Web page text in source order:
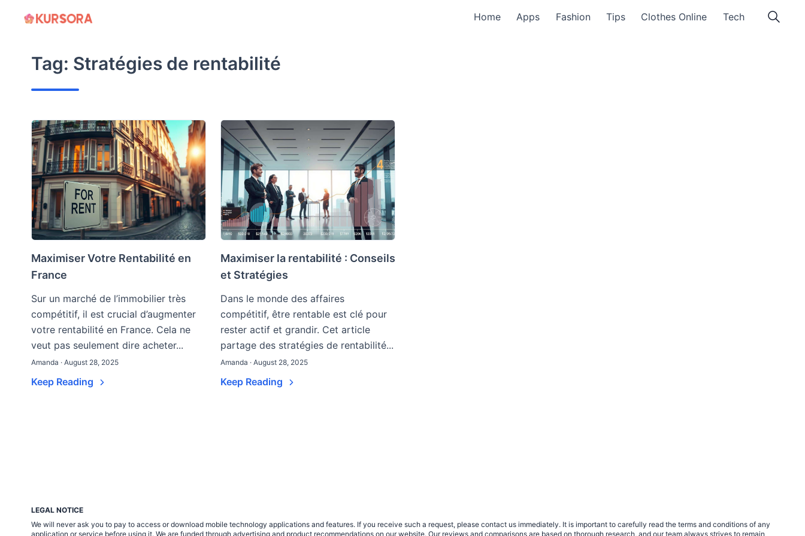
Home Apps Fashion Tips Clothes Online Tech
Tag: Stratégies de rentabilité
Maximiser Votre Rentabilité en
France
Sur un marché de l’immobilier très
compétitif, il est crucial d’augmenter
votre rentabilité en France. Cela ne
veut pas seulement dire acheter...
Amanda · August 28, 2025
Keep Reading
Maximiser la rentabilité : Conseils
et Stratégies
Dans le monde des affaires
compétitif, être rentable est clé pour
rester actif et grandir. Cet article
partage des stratégies de rentabilité...
Amanda · August 28, 2025
Keep Reading
LEGAL NOTICE
We will never ask you to pay to access or download mobile technology applications and features. If you receive such a request, please contact us immediately. It is important to carefully read the terms and conditions of any
application or service before using it. We are funded through advertising and product recommendations on our website. Our reviews and comparisons are based on thorough research, and our team always strives to remain